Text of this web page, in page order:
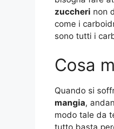
zuccheri non
come i
sono tutti i
Cosa
Quando si
mangia,
modo tale da